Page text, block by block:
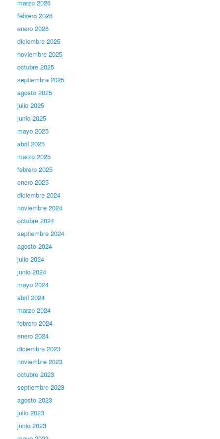
marzo 2026
febrero 2026
enero 2026
diciembre 2025
noviembre 2025
octubre 2025
septiembre 2025
agosto 2025
julio 2025
junio 2025
mayo 2025
abril 2025
marzo 2025
febrero 2025
enero 2025
diciembre 2024
noviembre 2024
octubre 2024
septiembre 2024
agosto 2024
julio 2024
junio 2024
mayo 2024
abril 2024
marzo 2024
febrero 2024
enero 2024
diciembre 2023
noviembre 2023
octubre 2023
septiembre 2023
agosto 2023
julio 2023
junio 2023